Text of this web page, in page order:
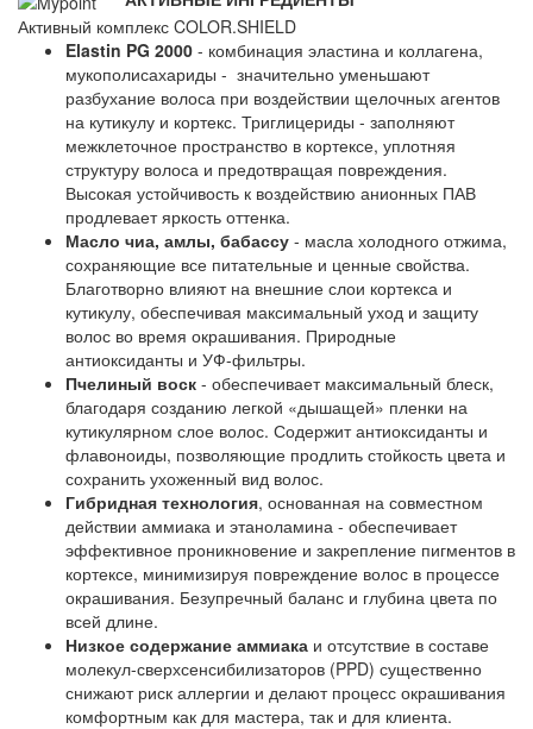
Активный комплекс COLOR.SHIELD
Elastin PG 2000 - комбинация эластина и коллагена,
мукополисахариды - значительно уменьшают
разбухание волоса при воздействии щелочных агентов
на кутикулу и кортекс. Триглицериды - заполняют
межклеточное пространство в кортексе, уплотняя
структуру волоса и предотвращая повреждения.
Высокая устойчивость к воздействию анионных ПАВ
продлевает яркость оттенка.
Масло чиа, амлы, бабассу - масла холодного отжима,
сохраняющие все питательные и ценные свойства.
Благотворно влияют на внешние слои кортекса и
кутикулу, обеспечивая максимальный уход и защиту
волос во время окрашивания. Природные
антиоксиданты и УФ-фильтры.
Пчелиный воск - обеспечивает максимальный блеск,
благодаря созданию легкой «дышащей» пленки на
кутикулярном слое волос. Содержит антиоксиданты и
флавоноиды, позволяющие продлить стойкость цвета и
сохранить ухоженный вид волос.
Гибридная технология, основанная на совместном
действии аммиака и этаноламина - обеспечивает
эффективное проникновение и закрепление пигментов в
кортексе, минимизируя повреждение волос в процессе
окрашивания. Безупречный баланс и глубина цвета по
всей длине.
Низкое содержание аммиака и отсутствие в составе
молекул-сверхсенсибилизаторов (PPD) существенно
снижают риск аллергии и делают процесс окрашивания
комфортным как для мастера, так и для клиента.